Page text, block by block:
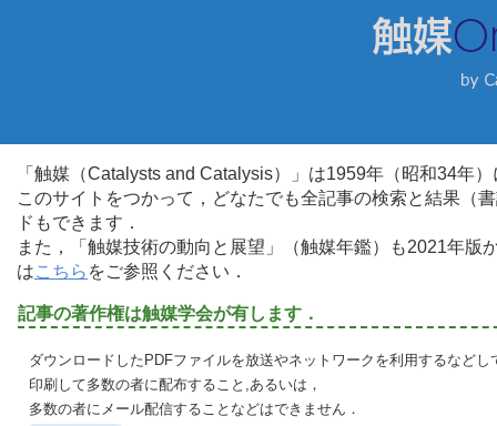
「触媒（Catalysts and Catalysis）」は1959年（昭和34年
このサイトをつかって，どなたでも全記事の検索と結果（
ドもできます．
また，「触媒技術の動向と展望」（触媒年鑑）も2021年
はこちら をご参照ください．
記事の著作権は触媒学会が有します．
ダウンロードしたPDFファイルを放送やネットワークを利用するなど
印刷して多数の者に配布すること,あるいは，
多数の者にメール配信することなどはできません．